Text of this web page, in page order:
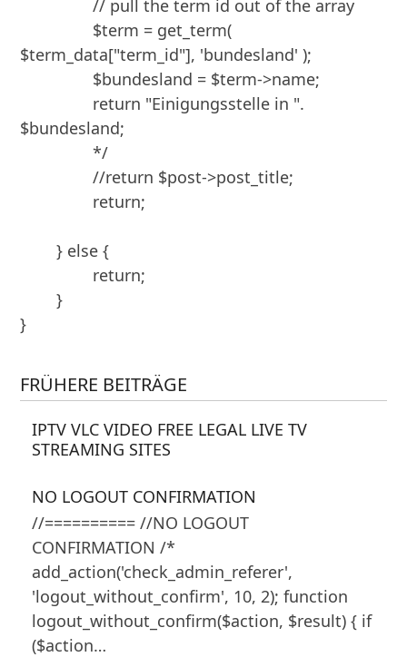
		// pull the term id out of the array
$term_data["term_id"], 'bundesland' );
$bundesland;
		*/
		//return $post->post_title;
	} else {
	}
}
FRÜHERE BEITRÄGE
IPTV VLC VIDEO FREE LEGAL LIVE TV
STREAMING SITES
NO LOGOUT CONFIRMATION
//========== //NO LOGOUT
CONFIRMATION /*
add_action('check_admin_referer',
'logout_without_confirm', 10, 2); function
logout_without_confirm($action, $result) { if
($action…